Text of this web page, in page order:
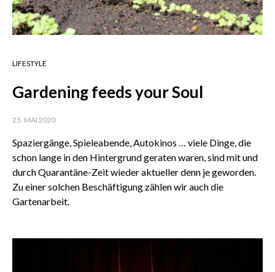
LIFESTYLE
Gardening feeds your Soul
25. MAI 2020
Spaziergänge, Spieleabende, Autokinos … viele Dinge, die
schon lange in den Hintergrund geraten waren, sind mit und
durch Quarantäne-Zeit wieder aktueller denn je geworden.
Zu einer solchen Beschäftigung zählen wir auch die
Gartenarbeit.